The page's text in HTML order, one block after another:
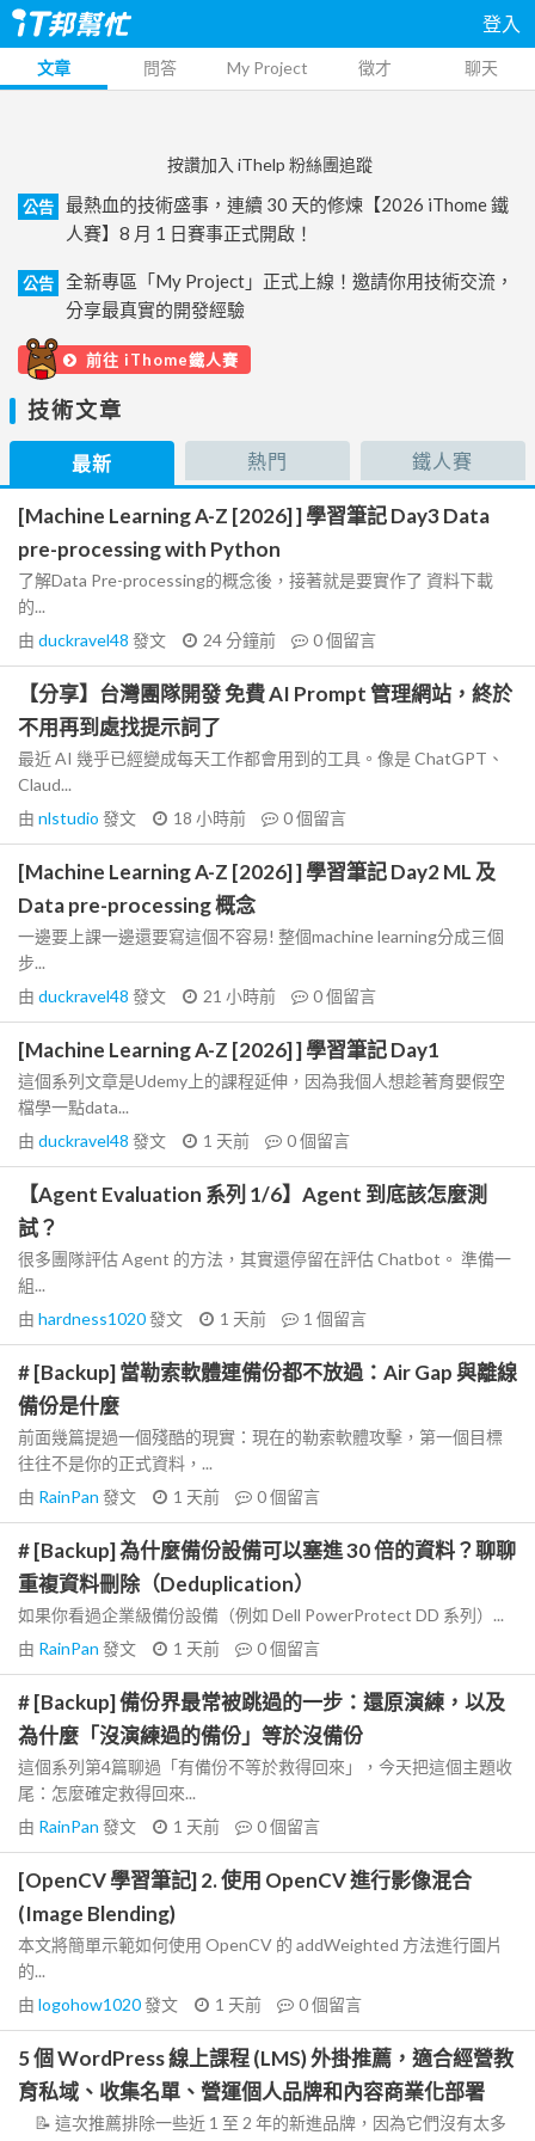
登入
文章 問答 My Project 徵才 聊天
按讚加入 iThelp 粉絲團追蹤
公告
最熱血的技術盛事，連續 30 天的修煉【2026 iThome 鐵
人賽】8 月 1 日賽事正式開啟！
公告
全新專區「My Project」正式上線！邀請你用技術交流，
分享最真實的開發經驗
前往 iThome鐵人賽
技術文章
最新 熱門 鐵人賽
[Machine Learning A-Z [2026] ] 學習筆記 Day3 Data
pre-processing with Python
了解Data Pre-processing的概念後，接著就是要實作了 資料下載
的...
由 duckravel48 發文 24 分鐘前 0個留言
【分享】台灣團隊開發 免費 AI Prompt 管理網站，終於
不用再到處找提示詞了
最近 AI 幾乎已經變成每天工作都會用到的工具。像是 ChatGPT、
Claud...
由 nlstudio 發文 18 小時前 0個留言
[Machine Learning A-Z [2026] ] 學習筆記 Day2 ML 及
Data pre-processing 概念
一邊要上課一邊還要寫這個不容易! 整個machine learning分成三個
步...
由 duckravel48 發文 21 小時前 0個留言
[Machine Learning A-Z [2026] ] 學習筆記 Day1
這個系列文章是Udemy上的課程延伸，因為我個人想趁著育嬰假空
檔學一點data...
由 duckravel48 發文 1 天前 0個留言
【Agent Evaluation 系列 1/6】Agent 到底該怎麼測
試？
很多團隊評估 Agent 的方法，其實還停留在評估 Chatbot。 準備一
組...
由 hardness1020發文 1 天前 1 個留言
# [Backup] 當勒索軟體連備份都不放過：Air Gap 與離線
備份是什麼
前面幾篇提過一個殘酷的現實：現在的勒索軟體攻擊，第一個目標
往往不是你的正式資料，...
由 RainPan 發文 1 天前 0個留言
# [Backup] 為什麼備份設備可以塞進 30 倍的資料？聊聊
重複資料刪除（Deduplication）
如果你看過企業級備份設備（例如 Dell PowerProtect DD 系列）...
由 RainPan 發文 1 天前 0個留言
# [Backup] 備份界最常被跳過的一步：還原演練，以及
為什麼「沒演練過的備份」等於沒備份
這個系列第4篇聊過「有備份不等於救得回來」，今天把這個主題收
尾：怎麼確定救得回來...
由 RainPan 發文 1 天前 0個留言
[OpenCV 學習筆記] 2. 使用 OpenCV 進行影像混合
(Image Blending)
本文將簡單示範如何使用 OpenCV 的 addWeighted 方法進行圖片
的...
由 logohow1020發文 1 天前 0個留言
5 個 WordPress 線上課程 (LMS) 外掛推薦，適合經營教
育私域、收集名單、營運個人品牌和內容商業化部署
📝 這次推薦排除一些近 1 至 2 年的新進品牌，因為它們沒有太多